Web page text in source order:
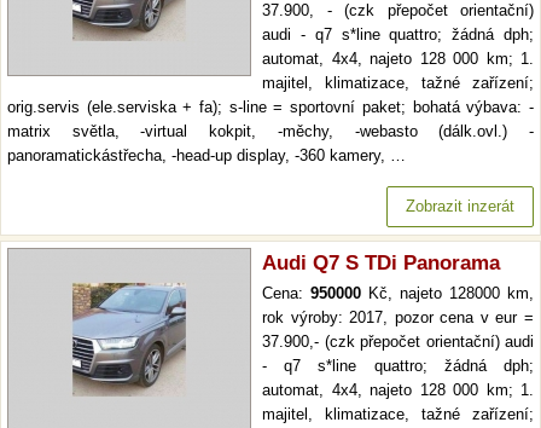
37.900, - (czk přepočet orientační)
audi - q7 s*line quattro; žádná dph;
automat, 4x4, najeto 128 000 km; 1.
majitel, klimatizace, tažné zařízení;
orig.servis (ele.serviska + fa); s-line = sportovní paket; bohatá výbava: -
matrix světla, -virtual kokpit, -měchy, -webasto (dálk.ovl.) -
panoramatickástřecha, -head-up display, -360 kamery, …
Zobrazit inzerát
Audi Q7 S TDi Panorama
Cena: 950000 Kč, najeto 128000 km,
rok výroby: 2017, pozor cena v eur =
37.900,- (czk přepočet orientační) audi
- q7 s*line quattro; žádná dph;
automat, 4x4, najeto 128 000 km; 1.
majitel, klimatizace, tažné zařízení;